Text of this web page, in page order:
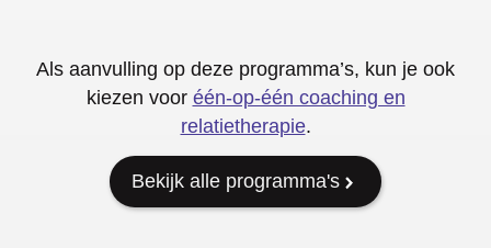
Als aanvulling op deze programma’s, kun je ook
kiezen voor één-op-één coaching en
relatietherapie.
Bekijk alle programma's